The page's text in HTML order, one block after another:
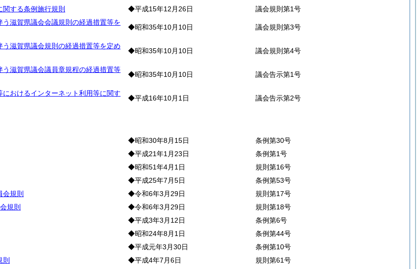
する条例施行規則
◆平成15年12月26日
議会規則第1号
滋賀県議会会議規則の経過措置等を
◆昭和35年10月10日 議会規則第3号
滋賀県議会規則の経過措置等を定め
◆昭和35年10月10日 議会規則第4号
滋賀県議会議員章規程の経過措置等
◆昭和35年10月10日 議会告示第1号
おけるインターネット利用等に関す
◆平成16年10月1日 議会告示第2号
◆昭和30年8月15日
条例第30号
◆平成21年1月23日
条例第1号
◆昭和51年4月1日
規則第16号
◆平成25年7月5日
条例第53号
規則
◆令和6年3月29日
規則第17号
規則
◆令和6年3月29日
規則第18号
◆平成3年3月12日
条例第6号
◆昭和24年8月1日
条例第44号
◆平成元年3月30日
条例第10号
◆平成4年7月6日
規則第61号